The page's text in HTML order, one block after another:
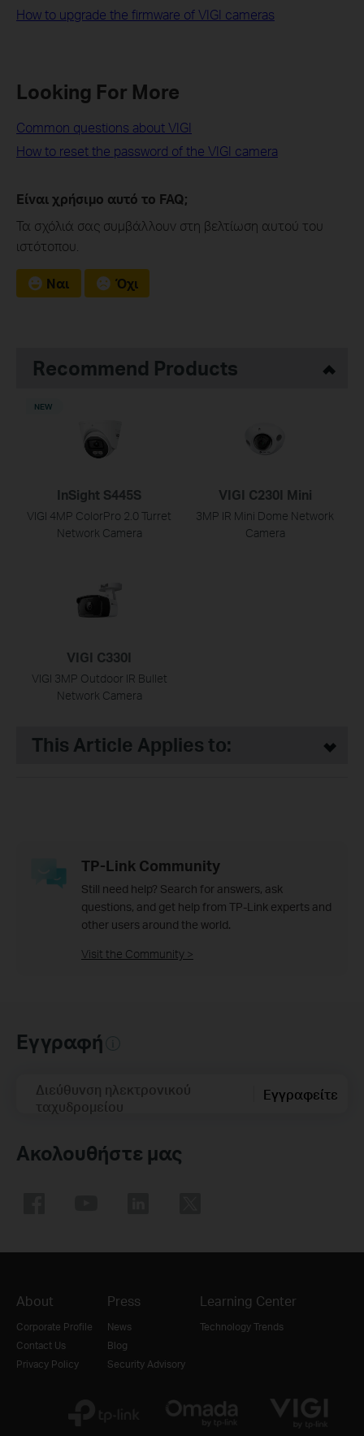
How to upgrade the firmware of VIGI cameras
Looking For More
Common questions about VIGI
How to reset the password of the VIGI camera
Είναι χρήσιμο αυτό το FAQ;
Τα σχόλιά σας συμβάλλουν στη βελτίωση αυτού του
ιστότοπου.
Ναι Όχι
Recommend Products
InSight S445S
VIGI 4MP ColorPro 2.0 Turret
Network Camera
NEW
VIGI C230I Mini
3MP IR Mini Dome Network
Camera
VIGI C330I
VIGI 3MP Outdoor IR Bullet
Network Camera
This Article Applies to:
TP-Link Community
Still need help? Search for answers, ask
questions, and get help from TP-Link experts and
other users around the world.
Visit the Community >
Εγγραφή
Διεύθυνση ηλεκτρονικού
ταχυδρομείου
Εγγραφείτε
Ακολουθήστε μας
About
Corporate Profile
Contact Us
Privacy Policy
Press
News
Blog
Security Advisory
Learning Center
Technology Trends